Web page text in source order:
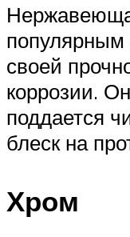
популярным
своей
коррозии.
поддается
блеск на
Хром